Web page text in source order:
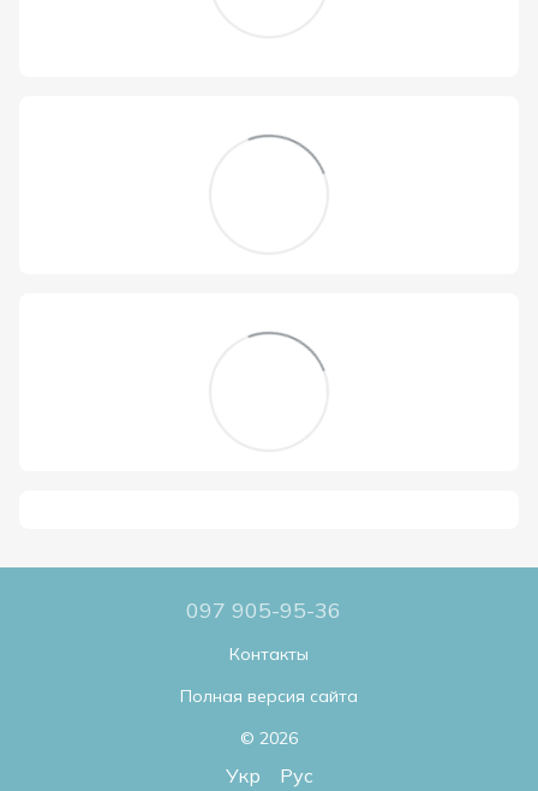
097 905-95-36
Контакты
Полная версия сайта
© 2026
Укр Рус